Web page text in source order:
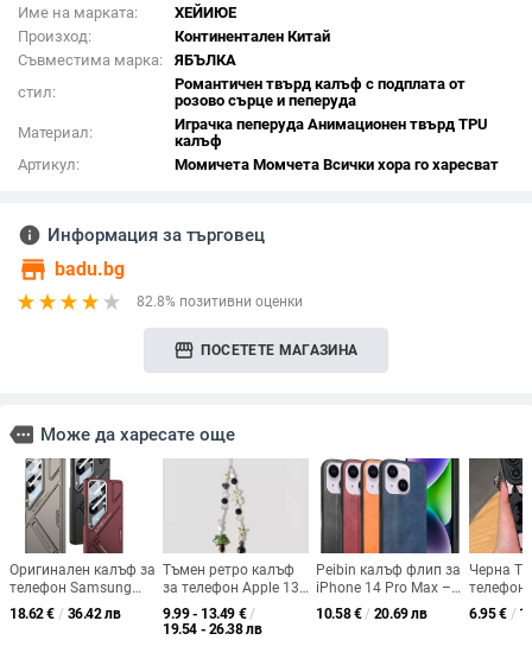
Име на марката:
ХЕЙИЮЕ
Произход:
Континентален Китай
Съвместима марка:
ЯБЪЛКА
стил:
Романтичен твърд калъф с подплата от
розово сърце и пеперуда
Материал:
Играчка пеперуда Анимационен твърд TPU
калъф
Артикул:
Момичета Момчета Всички хора го харесват
info Информация за търговец
store badu.bg
82.8% позитивни оценки
storefront ПОСЕТЕТЕ МАГАЗИНА
more Може да харесате още
Оригинален калъф за
телефон Samsung
S25Ultra Stand Vision
от Amazon, твърд
18.62€ / 36.42 лв
Тъмен ретро калъф
за телефон Apple 13
с ромбове и
пеперуда, за iPhone
9.99 - 13.49 € /
19.54 - 26.38 лв
Peibin калъф флип за
iPhone 14 Pro Max –
кравешки принт,
изкуствена кожа,
10.58€ / 20.69 лв
Черна
телефон
за Apple
Pro, 16
6.95€ /